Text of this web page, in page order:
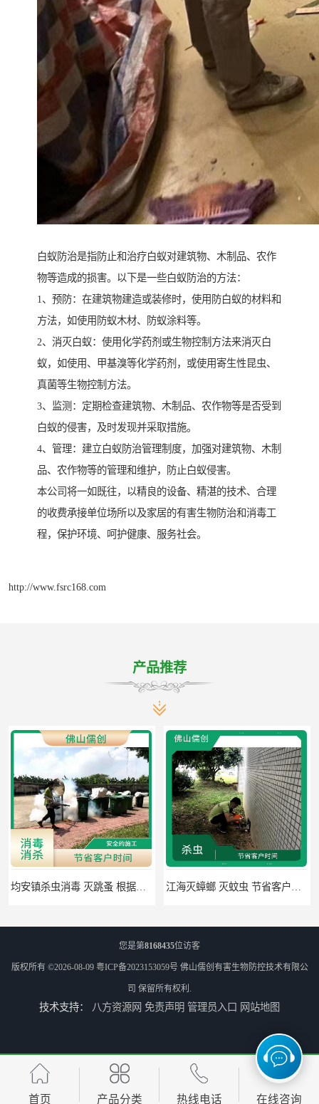
白蚁防治是指防止和治疗白蚁对建筑物、木制品、农作
物等造成的损害。以下是一些白蚁防治的方法：
1、预防：在建筑物建造或装修时，使用防白蚁的材料和
方法，如使用防蚁木材、防蚁涂料等。
2、消灭白蚁：使用化学药剂或生物控制方法来消灭白
蚁，如使用、甲基溴等化学药剂，或使用寄生性昆虫、
真菌等生物控制方法。
3、监测：定期检查建筑物、木制品、农作物等是否受到
白蚁的侵害，及时发现并采取措施。
4、管理：建立白蚁防治管理制度，加强对建筑物、木制
品、农作物等的管理和维护，防止白蚁侵害。
本公司将一如既往，以精良的设备、精湛的技术、合理
的收费承接单位场所以及家居的有害生物防治和消毒工
程，保护环境、呵护健康、服务社会。
http://www.fsrc168.com
产品推荐
高明区明城镇消毒价格 病媒生物防治 因地制宜地给出处理方案
您是第8168435位访客
版权所有 ©2026-08-09 粤ICP备2023153059号 佛山儒创有害生物防控技术有限公
司 保留所有权利.
技术支持： 八方资源网 免责声明 管理员入口 网站地图
首页 产品分类 热线电话 在线咨询